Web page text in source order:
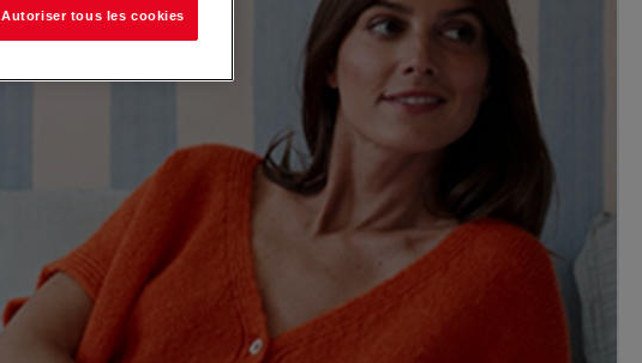
Autoriser tous les cookies